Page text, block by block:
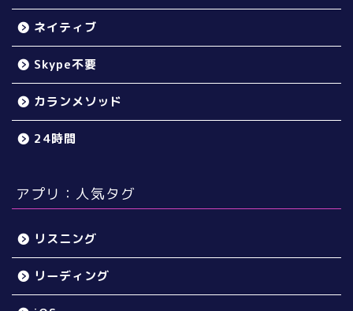
ネイティブ
Skype不要
カランメソッド
24時間
アプリ：人気タグ
リスニング
リーディング